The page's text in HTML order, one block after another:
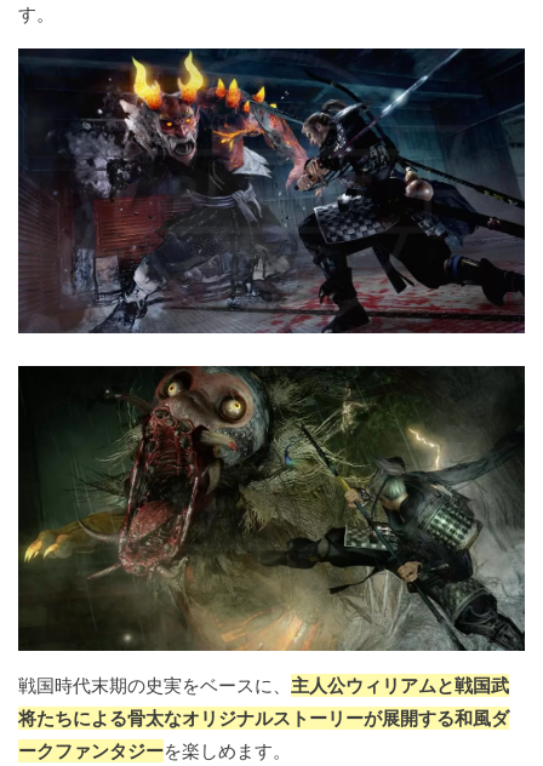
す。
戦国時代末期の史実をベースに、 主人公ウィリアムと戦国武
将たちによる骨太なオリジナルストーリーが展開する和風ダ
ークファンタジーを楽しめます。